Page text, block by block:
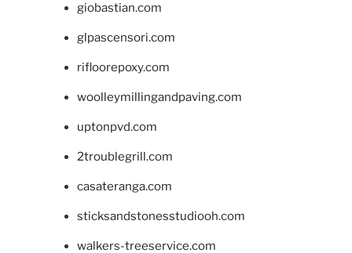
giobastian.com
glpascensori.com
rifloorepoxy.com
woolleymillingandpaving.com
uptonpvd.com
2troublegrill.com
casateranga.com
sticksandstonesstudiooh.com
walkers-treeservice.com